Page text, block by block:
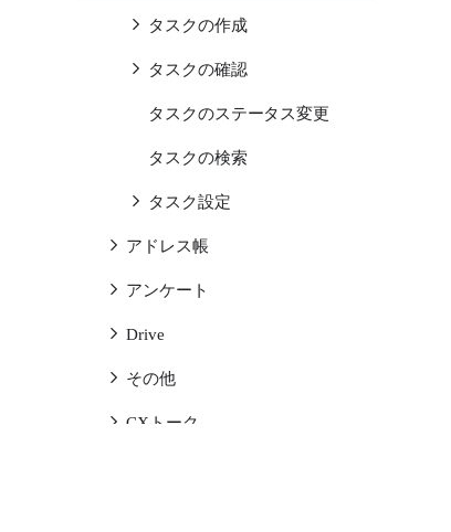
タスクの作成
タスクの確認
タスクのステータス変更
タスクの検索
タスク設定
アドレス帳
アンケート
Drive
その他
CXトーク